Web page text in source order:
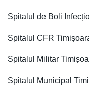
Spitalul de Boli
Spitalul CFR
Spitalul Militar
Spitalul Municipal